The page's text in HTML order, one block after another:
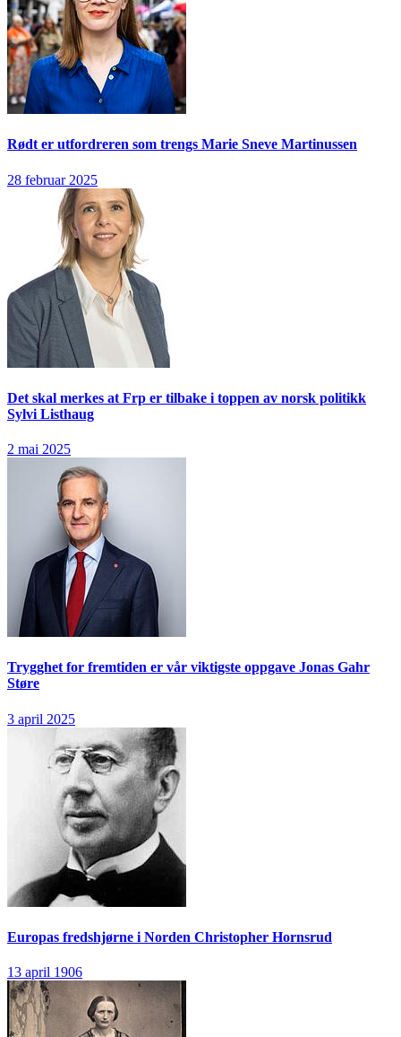
Rødt er utfordreren som trengs Marie Sneve Martinussen
28 februar 2025
Det skal merkes at Frp er tilbake i toppen av norsk politikk
Sylvi Listhaug
2 mai 2025
Trygghet for fremtiden er vår viktigste oppgave Jonas Gahr
Støre
3 april 2025
Europas fredshjørne i Norden Christopher Hornsrud
13 april 1906